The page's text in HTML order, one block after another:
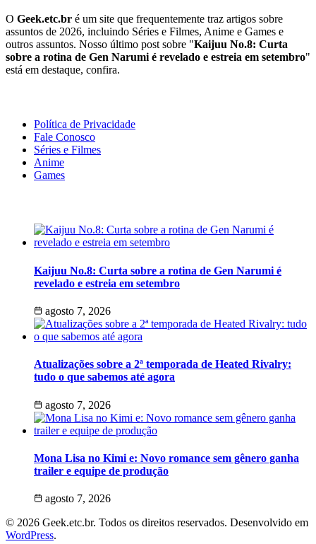
O Geek.etc.br é um site que frequentemente traz artigos sobre
assuntos de 2026, incluindo Séries e Filmes, Anime e Games e
outros assuntos. Nosso último post sobre "Kaijuu No.8: Curta
sobre a rotina de Gen Narumi é revelado e estreia em setembro"
está em destaque, confira.
Política de Privacidade
Fale Conosco
Séries e Filmes
Anime
Games
Kaijuu No.8: Curta sobre a rotina de Gen Narumi é
revelado e estreia em setembro
agosto 7, 2026
Atualizações sobre a 2ª temporada de Heated Rivalry:
tudo o que sabemos até agora
agosto 7, 2026
Mona Lisa no Kimi e: Novo romance sem gênero ganha
trailer e equipe de produção
agosto 7, 2026
© 2026 Geek.etc.br. Todos os direitos reservados. Desenvolvido em
WordPress.